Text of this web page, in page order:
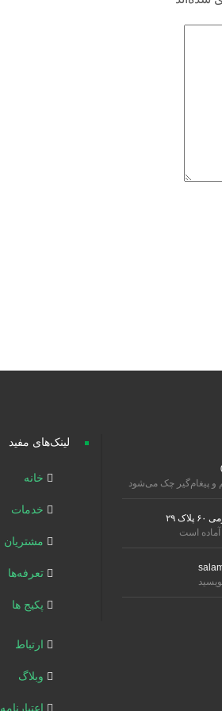
۲۹
است
لینک‌های مفید
خانه
خدمات
مشتریان
تعرفه‌ها
پکیج ها
ارتباط
وبلاگ
اعتبارنامه